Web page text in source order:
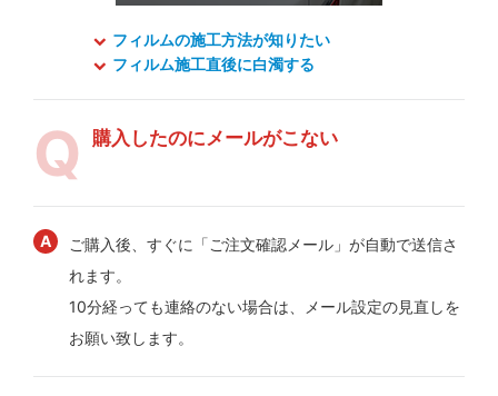
フィルムの施工方法が知りたい
フィルム施工直後に白濁する
購入したのにメールがこない
ご購入後、すぐに「ご注文確認メール」が自動で送信さ
れます。
10分経っても連絡のない場合は、メール設定の見直しを
お願い致します。